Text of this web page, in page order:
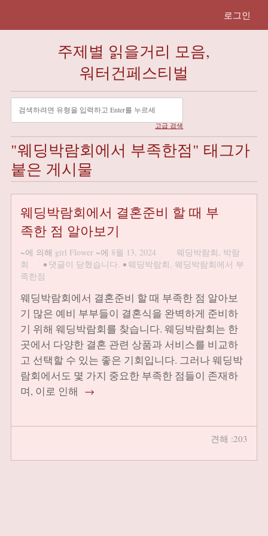
로그인
주제별 읽을거리 모음,
워터건페스티벌
고급 검색
"웨딩박람회에서 부족한점" 태그가
붙은 게시물
웨딩박람회에서 결혼준비 할 때 부
족한 점 알아보기
~에 의해 girl Flower ~에 8월 13, 2024 웨딩박람회, 박람
회
• 댓글이 닫혔습니다. •웨딩박람회, 웨딩박람회에서 부
족한점
웨딩박람회에서 결혼준비 할 때 부족한 점 알아보
기 많은 예비 부부들이 결혼식을 완벽하게 준비하
기 위해 웨딩박람회를 찾습니다. 웨딩박람회는 한
곳에서 다양한 결혼 관련 상품과 서비스를 비교하
고 선택할 수 있는 좋은 기회입니다. 그러나 웨딩박
람회에서도 몇 가지 중요한 부족한 점들이 존재하
며, 이로 인해 →
견해 :203